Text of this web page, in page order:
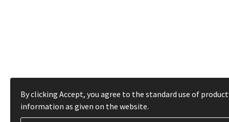
By clicking Accept, you agree to the standard use of product
information as given on the website.